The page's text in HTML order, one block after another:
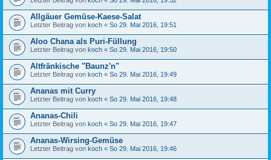
Allgäuer Gemüse-Kaese-Salat
Letzter Beitrag von koch « So 29. Mai 2016, 19:51
Aloo Chana als Puri-Füllung
Letzter Beitrag von koch « So 29. Mai 2016, 19:50
Altfränkische "Baunz'n"
Letzter Beitrag von koch « So 29. Mai 2016, 19:49
Ananas mit Curry
Letzter Beitrag von koch « So 29. Mai 2016, 19:48
Ananas-Chili
Letzter Beitrag von koch « So 29. Mai 2016, 19:47
Ananas-Wirsing-Gemüse
Letzter Beitrag von koch « So 29. Mai 2016, 19:46